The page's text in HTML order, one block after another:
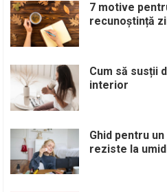
7 motive
recunoștință
Cum să susții
interior
Ghid pentru
reziste la